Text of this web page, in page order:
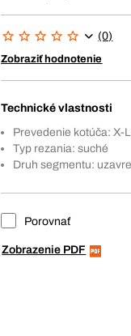
(0)
Zobraziť hodnotenie
Technické vlastnosti
Prevedenie kotúča: X-
Typ rezania: suché
Druh segmentu:
Porovnať
Zobrazenie PDF